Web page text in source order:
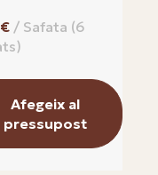
€
Afegeix al
pressupost